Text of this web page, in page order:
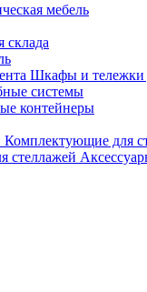
мебель
склада
Шкафы и тележки
системы
контейнеры
Комплектующие для